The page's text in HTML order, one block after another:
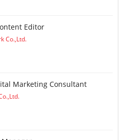
Editor
Co.,Ltd.
Marketing Consultant